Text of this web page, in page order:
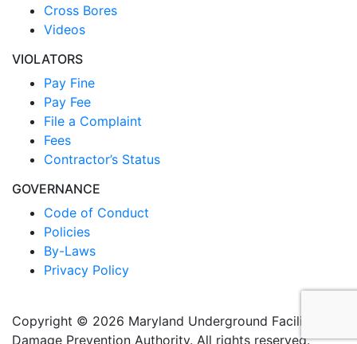
Cross Bores
Videos
VIOLATORS
Pay Fine
Pay Fee
File a Complaint
Fees
Contractor’s Status
GOVERNANCE
Code of Conduct
Policies
By-Laws
Privacy Policy
Copyright © 2026 Maryland Underground Facilities
Damage Prevention Authority. All rights reserved.